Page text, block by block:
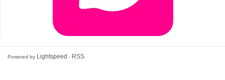
Powered by Lightspeed - RSS